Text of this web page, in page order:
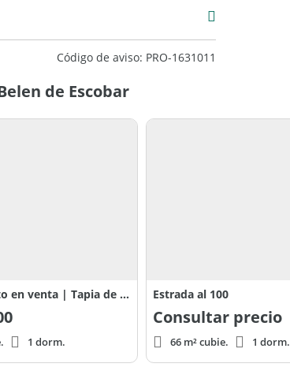
Código de aviso: PRO-1631011
de Escobar
Departamento en venta | Tapia de Cruz N°1169 (2°B) | Escobar centro. PERMUTA
1 dorm.
Estrada al 100
Consultar precio
66 m² cubie. 1 dorm.